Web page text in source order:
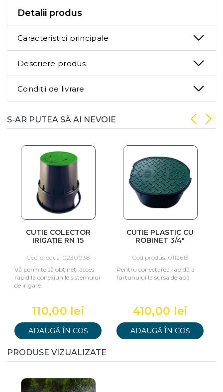
Detalii produs
Caracteristici principale
Descriere produs
Condiții de livrare
S-AR PUTEA SĂ AI NEVOIE
CUTIE COLECTOR
IRIGAȚIE RN 15
Cod produs: 0230038
Vă permite să obțineți acces
rapid la conexiunile sistemului
de irigare.
110,00 lei
ADAUGĂ ÎN COȘ
CUTIE PLASTIC CU
ROBINET 3/4"
Cod produs: 0112613
Pentru conectarea rapidă a
furtunului la sursa de apă.
410,00 lei
ADAUGĂ ÎN COȘ
PRODUSE VIZUALIZATE